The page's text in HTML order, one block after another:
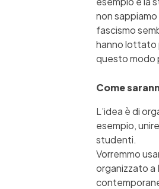
non
fascismo
hanno lottato
questo modo
Come
L’idea è di
esempio,
studenti.
Vorremmo
organizzato a